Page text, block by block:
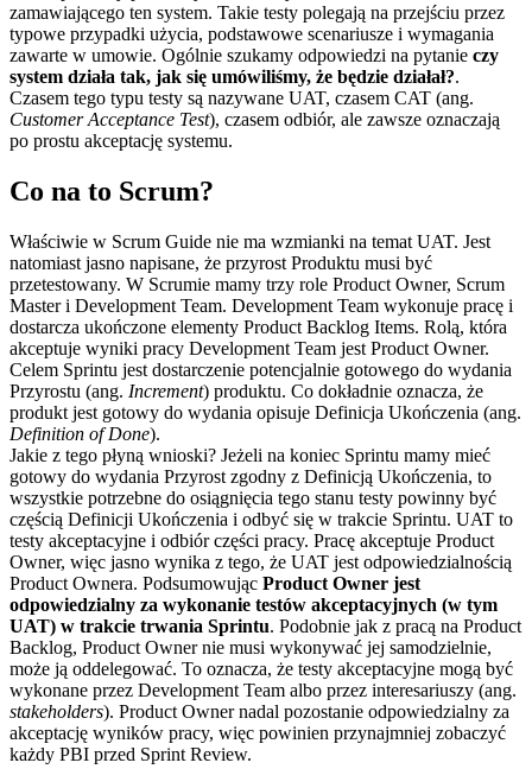
zamawiającego ten system. Takie testy polegają na przejściu przez
typowe przypadki użycia, podstawowe scenariusze i wymagania
zawarte w umowie. Ogólnie szukamy odpowiedzi na pytanie czy
system działa tak, jak się umówiliśmy, że będzie działał?.
Czasem tego typu testy są nazywane UAT, czasem CAT (ang.
Customer Acceptance Test), czasem odbiór, ale zawsze oznaczają
po prostu akceptację systemu.
Co na to Scrum?
Właściwie w Scrum Guide nie ma wzmianki na temat UAT. Jest
natomiast jasno napisane, że przyrost Produktu musi być
przetestowany. W Scrumie mamy trzy role Product Owner, Scrum
Master i Development Team. Development Team wykonuje pracę i
dostarcza ukończone elementy Product Backlog Items. Rolą, która
akceptuje wyniki pracy Development Team jest Product Owner.
Celem Sprintu jest dostarczenie potencjalnie gotowego do wydania
Przyrostu (ang. Increment) produktu. Co dokładnie oznacza, że
produkt jest gotowy do wydania opisuje Definicja Ukończenia (ang.
Definition of Done).
Jakie z tego płyną wnioski? Jeżeli na koniec Sprintu mamy mieć
gotowy do wydania Przyrost zgodny z Definicją Ukończenia, to
wszystkie potrzebne do osiągnięcia tego stanu testy powinny być
częścią Definicji Ukończenia i odbyć się w trakcie Sprintu. UAT to
testy akceptacyjne i odbiór części pracy. Pracę akceptuje Product
Owner, więc jasno wynika z tego, że UAT jest odpowiedzialnością
Product Ownera. Podsumowując Product Owner jest
odpowiedzialny za wykonanie testów akceptacyjnych (w tym
UAT) w trakcie trwania Sprintu. Podobnie jak z pracą na Product
Backlog, Product Owner nie musi wykonywać jej samodzielnie,
może ją oddelegować. To oznacza, że testy akceptacyjne mogą być
wykonane przez Development Team albo przez interesariuszy (ang.
stakeholders). Product Owner nadal pozostanie odpowiedzialny za
akceptację wyników pracy, więc powinien przynajmniej zobaczyć
każdy PBI przed Sprint Review.